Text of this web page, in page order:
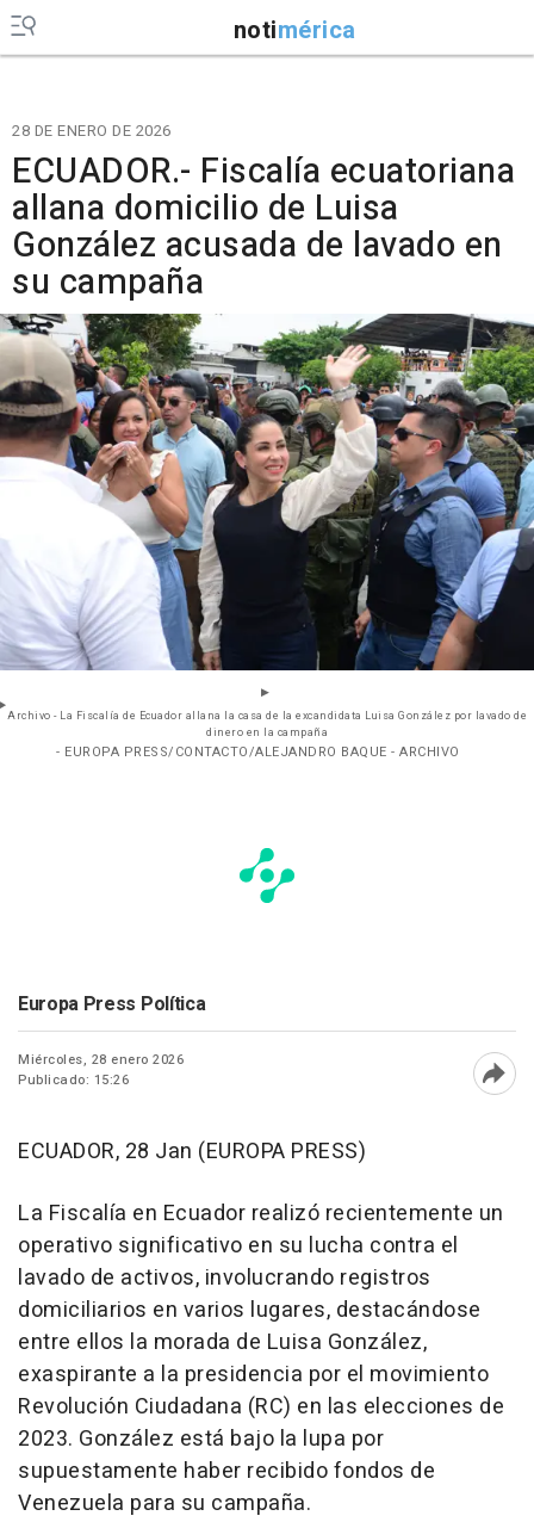
notimérica
28 DE ENERO DE 2026
ECUADOR.- Fiscalía ecuatoriana
allana domicilio de Luisa
González acusada de lavado en
su campaña
Archivo - La Fiscalía de Ecuador allana la casa de la excandidata Luisa González por lavado de
dinero en la campaña
- EUROPA PRESS/CONTACTO/ALEJANDRO BAQUE - ARCHIVO
Europa Press Política
Miércoles, 28 enero 2026
Publicado: 15:26
ECUADOR, 28 Jan (EUROPA PRESS)
La Fiscalía en Ecuador realizó recientemente un
operativo significativo en su lucha contra el
lavado de activos, involucrando registros
domiciliarios en varios lugares, destacándose
entre ellos la morada de Luisa González,
exaspirante a la presidencia por el movimiento
Revolución Ciudadana (RC) en las elecciones de
2023. González está bajo la lupa por
supuestamente haber recibido fondos de
Venezuela para su campaña.